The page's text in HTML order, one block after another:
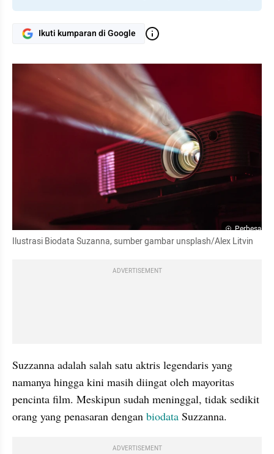
Ikuti kumparan di Google
Perbesar
Ilustrasi Biodata Suzanna, sumber gambar unsplash/Alex Litvin
ADVERTISEMENT
Suzzanna adalah salah satu aktris legendaris yang
namanya hingga kini masih diingat oleh mayoritas
pencinta film. Meskipun sudah meninggal, tidak sedikit
orang yang penasaran dengan biodata Suzzanna.
ADVERTISEMENT